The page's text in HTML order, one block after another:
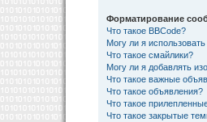
Форматирование
Что такое BBCode?
Могу ли я
Что такое смайлики?
Могу ли я добавлять
Что такое важные
Что такое объявления?
Что такое
Что такое закрытые